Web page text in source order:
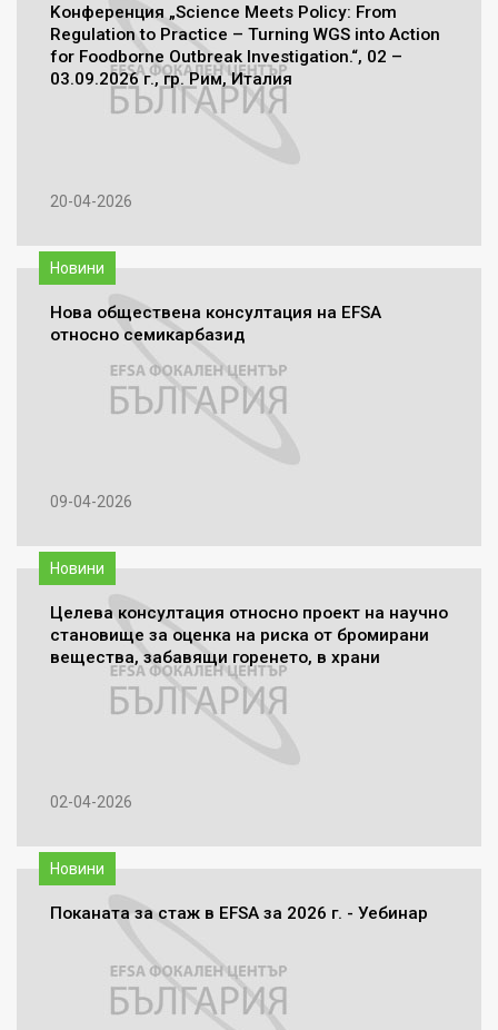
Kонференция „Science Meets Policy: From
Regulation to Practice – Turning WGS into Action
for Foodborne Outbreak Investigation.“, 02 –
03.09.2026 г., гр. Рим, Италия
20-04-2026
Новини
Нова обществена консултация на EFSA
относно семикарбазид
09-04-2026
Новини
Целева консултация относно проект на научно
становище за оценка на риска от бромирани
вещества, забавящи горенето, в храни
02-04-2026
Новини
Поканата за стаж в EFSA за 2026 г. - Уебинар